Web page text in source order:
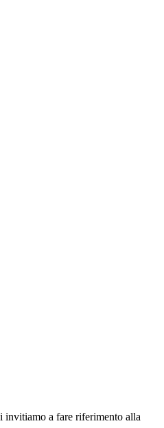
invitiamo a fare riferimento alla